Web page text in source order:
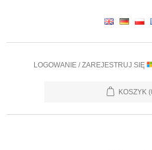
LOGOWANIE / ZAREJESTRUJ SIĘ
KOSZYK